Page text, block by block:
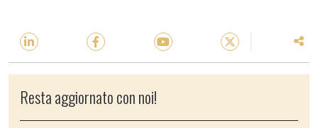
Resta aggiornato con noi!